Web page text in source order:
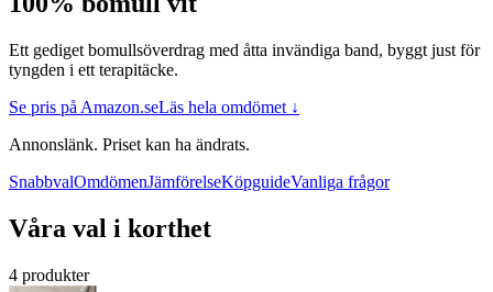
Ett gediget bomullsöverdrag med åtta invändiga band, byggt just för
tyngden i ett terapitäcke.
Se pris på Amazon.seLäs hela omdömet ↓
Annonslänk. Priset kan ha ändrats.
SnabbvalOmdömenJämförelseKöpguideVanliga frågor
Våra val i korthet
4 produkter